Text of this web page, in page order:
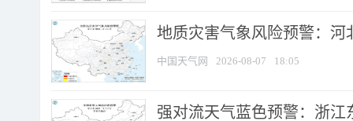
地质灾害气象风险预警：河
中国天气网 2026-08-07 18:05
强对流天气蓝色预警：浙江